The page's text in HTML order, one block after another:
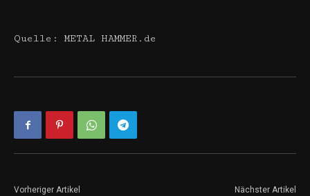
Quelle: METAL HAMMER.de
Vorheriger Artikel Nächster Artikel